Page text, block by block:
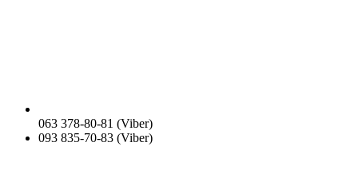
063 378-80-81 (Viber)
093 835-70-83 (Viber)